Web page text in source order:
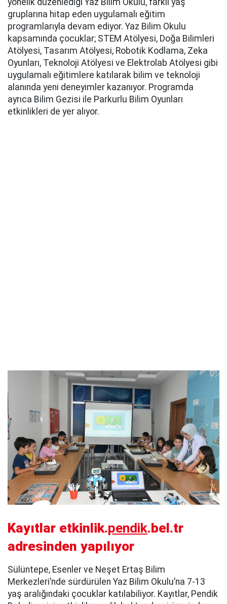
yönelik düzenlediği Yaz Bilim Okulu, farklı yaş
gruplarına hitap eden uygulamalı eğitim
programlarıyla devam ediyor. Yaz Bilim Okulu
kapsamında çocuklar; STEM Atölyesi, Doğa Bilimleri
Atölyesi, Tasarım Atölyesi, Robotik Kodlama, Zeka
Oyunları, Teknoloji Atölyesi ve Elektrolab Atölyesi gibi
uygulamalı eğitimlere katılarak bilim ve teknoloji
alanında yeni deneyimler kazanıyor. Programda
ayrıca Bilim Gezisi ile Parkurlu Bilim Oyunları
etkinlikleri de yer alıyor.
Kayıtlar etkinlik.pendik.bel.tr
adresinden yapılıyor
Sülüntepe, Esenler ve Neşet Ertaş Bilim
Merkezleri’nde sürdürülen Yaz Bilim Okulu’na 7-13
yaş aralığındaki çocuklar katılabiliyor. Kayıtlar, Pendik